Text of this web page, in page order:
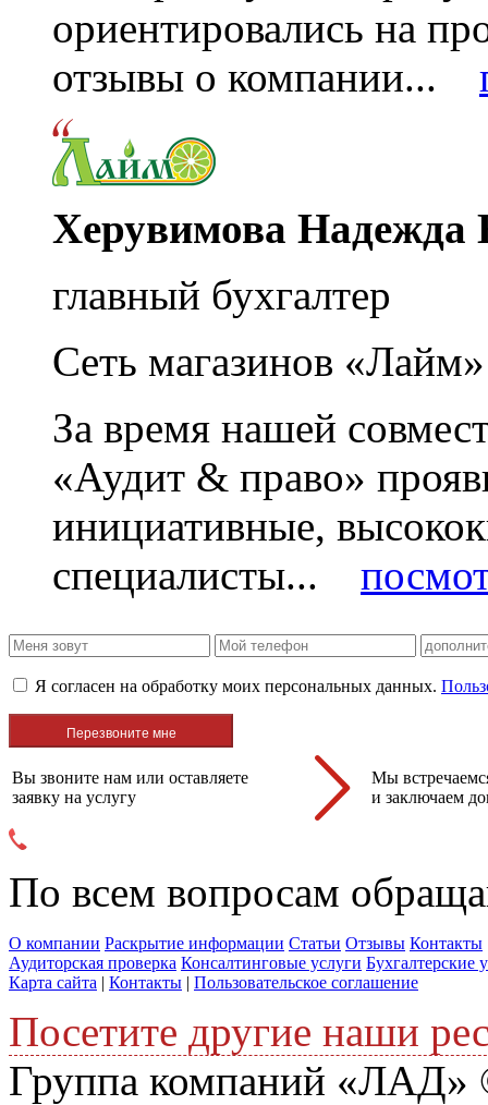
ориентировались на
отзывы о компании...
Херувимова Надежда
главный бухгалтер
Сеть магазинов «Лайм»
За время нашей
«Аудит & право»
инициативные,
специалисты...
Я согласен на обработку моих персональных данных.
Вы звоните нам или оставляете
заявку на услугу
Мы
и заключаем
По всем вопросам
О компании Раскрытие информации Статьи Отзывы Контакты
Аудиторская проверка Консалтинговые услуги Бухгалтерские
Карта сайта | Контакты | Пользовательское соглашение
Посетите другие наши
Группа компаний «ЛАД»